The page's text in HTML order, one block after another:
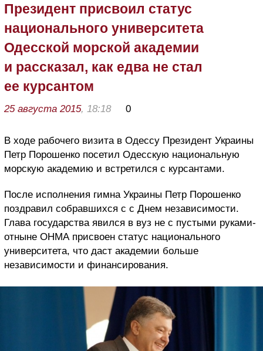
Президент присвоил статус
национального университета
Одесской морской академии
и рассказал, как едва не стал
ее курсантом
25 августа 2015, 18:18 0
В ходе рабочего визита в Одессу Президент Украины
Петр Порошенко посетил Одесскую национальную
морскую академию и встретился с курсантами.
После исполнения гимна Украины Петр Порошенко
поздравил собравшихся с с Днем независимости.
Глава государства явился в вуз не с пустыми руками-
отныне ОНМА присвоен статус национального
университета, что даст академии больше
независимости и финансирования.